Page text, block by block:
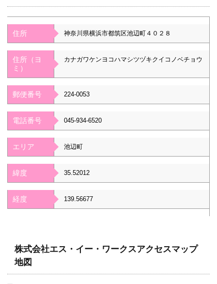
住所 神奈川県横浜市都筑区池辺町４０２８
住所（ヨ
ミ）
カナガワケンヨコハマシツヅキクイコノベチョウ
郵便番号 224-0053
電話番号 045-934-6520
エリア 池辺町
緯度 35.52012
経度 139.56677
株式会社エス・イー・ワークスアクセスマップ
地図